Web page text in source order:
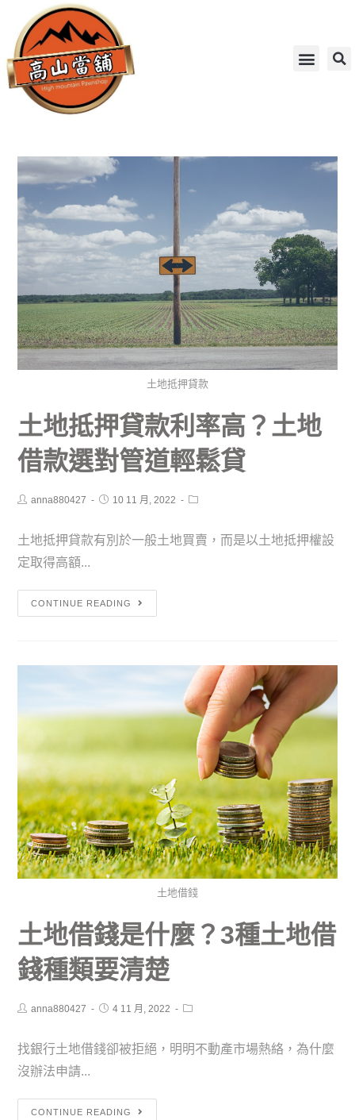
土地抵押貸款
土地抵押貸款利率高？土地
借款選對管道輕鬆貸
anna880427 10 11 月, 2022
土地抵押貸款有別於一般土地買賣，而是以土地抵押權設
定取得高額...
CONTINUE READING
土地借錢
土地借錢是什麼？3種土地借
錢種類要清楚
anna880427 4 11 月, 2022
找銀行土地借錢卻被拒絕，明明不動產市場熱絡，為什麼
沒辦法申請...
CONTINUE READING